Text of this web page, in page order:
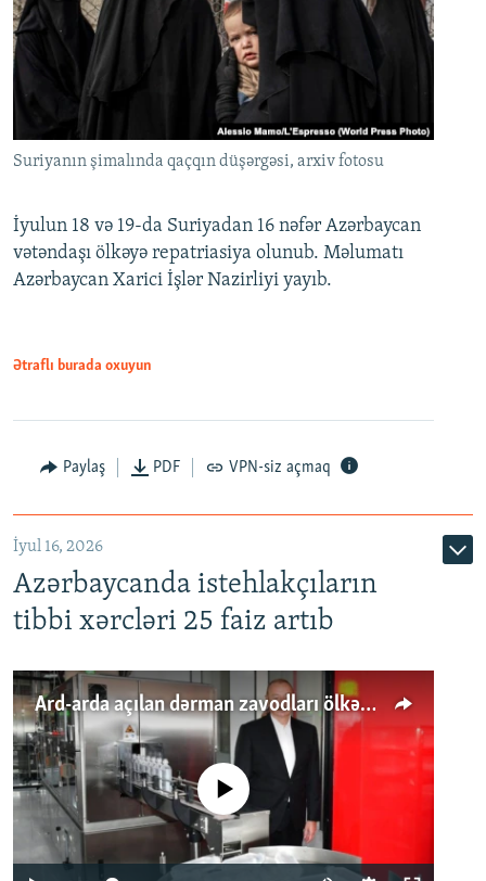
Suriyanın şimalında qaçqın düşərgəsi, arxiv fotosu
İyulun 18 və 19-da Suriyadan 16 nəfər Azərbaycan
vətəndaşı ölkəyə repatriasiya olunub. Məlumatı
Azərbaycan Xarici İşlər Nazirliyi yayıb.
Ətraflı burada oxuyun
Paylaş PDF VPN-siz açmaq
İyul 16, 2026
Azərbaycanda istehlakçıların
tibbi xərcləri 25 faiz artıb
Ard-arda açılan dərman zavodları ölkənin tələbatını ödəyirmi?
No media source currently available